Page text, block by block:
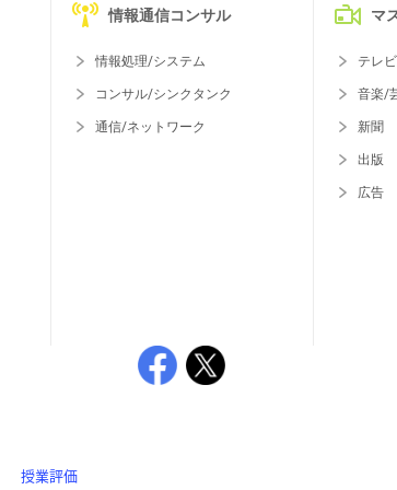
情報通信コンサル
情報処理/システム
コンサル/シンクタンク
通信/ネットワーク
マ
テレ
音楽/
新聞
出版
広告
授業評価